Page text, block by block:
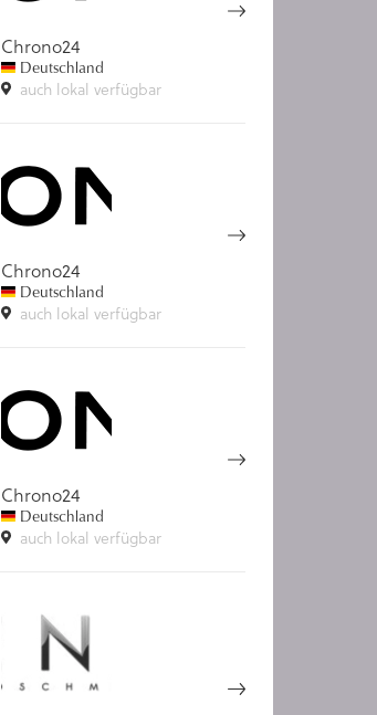
Chrono24
Deutschland
auch lokal verfügbar
Chrono24
Deutschland
auch lokal verfügbar
Chrono24
Deutschland
auch lokal verfügbar